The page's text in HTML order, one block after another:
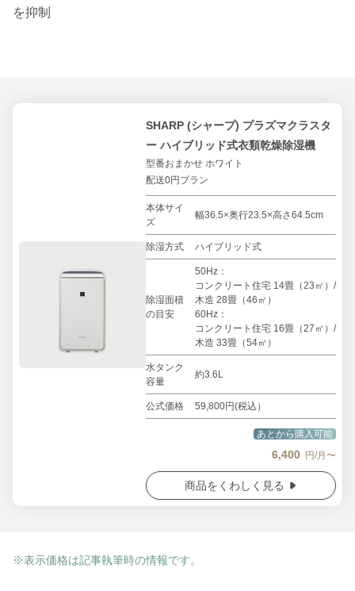
を抑制
SHARP (シャープ) プラズマクラスタ
ー ハイブリッド式衣類乾燥除湿機
型番おまかせ ホワイト
配送0円プラン
本体サイ
ズ
幅36.5×奥行23.5×高さ64.5cm
除湿方式 ハイブリッド式
除湿面積
の目安
50Hz：
コンクリート住宅 14畳（23㎡）/
木造 28畳（46㎡）
60Hz：
コンクリート住宅 16畳（27㎡）/
木造 33畳（54㎡）
水タンク
容量
約3.6L
公式価格 59,800円(税込）
あとから購入可能
6,400 円/月〜
商品をくわしく見る
※表示価格は記事執筆時の情報です。